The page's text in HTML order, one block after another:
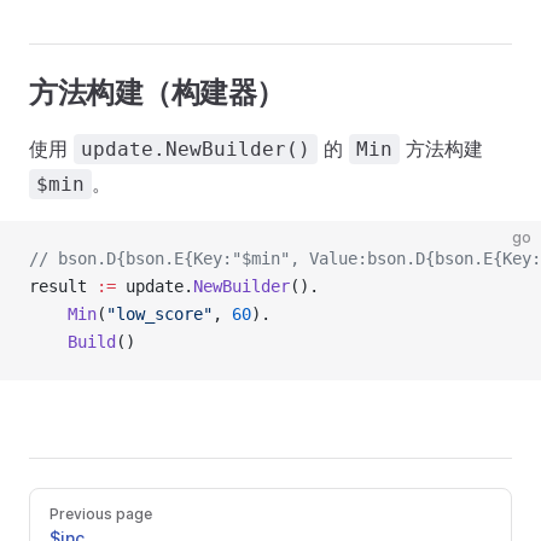
方法构建（构建器）
使用 update.NewBuilder() 的 Min 方法构建
$min 。
go
// bson.D{bson.E{Key:"$min",
result
:= update. NewBuilder().
    Min
( "low_score" , 60).
    Build
()
Previous page